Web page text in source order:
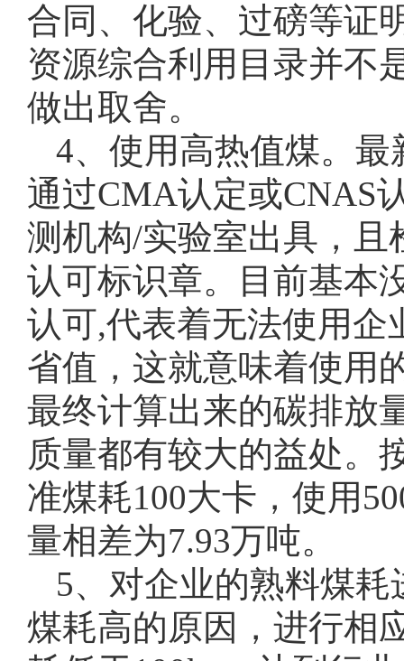
合同、化验、过磅等证
资源综合利用目录并不
做出取舍。
4、使用高热值煤。
通过CMA认定或CNAS
测机构/实验室出具，且
认可标识章。目前基本
认可,代表着无法使用
省值，这就意味着使用
最终计算出来的碳排放
质量都有较大的益处。
准煤耗100大卡，使用
量相差为7.93万吨。
5、对企业的熟料煤
煤耗高的原因，进行相